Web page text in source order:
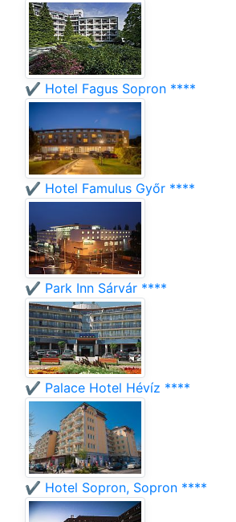
✔️ Hotel Fagus Sopron ****
✔️ Hotel Famulus Győr ****
✔️ Park Inn Sárvár ****
✔️ Palace Hotel Hévíz ****
✔️ Hotel Sopron, Sopron ****